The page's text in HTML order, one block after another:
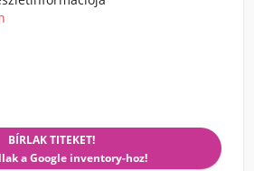
BÍRLAK TITEKET!
a Google inventory-hoz!